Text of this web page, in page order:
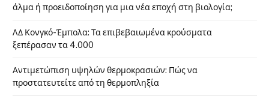
άλμα ή προειδοποίηση για μια νέα εποχή στη βιολογία;
ΛΔ Κονγκό-Έμπολα: Τα επιβεβαιωμένα κρούσματα
ξεπέρασαν τα 4.000
Αντιμετώπιση υψηλών θερμοκρασιών: Πώς να
προστατευτείτε από τη θερμοπληξία